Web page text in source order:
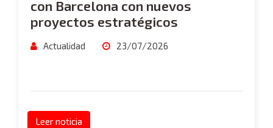
con Barcelona con nuevos
proyectos estratégicos
Actualidad 23/07/2026
Leer noticia